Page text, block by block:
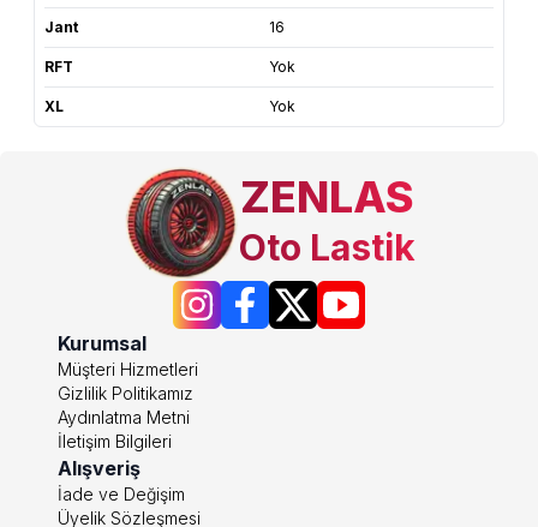
Jant 16
RFT Yok
XL Yok
ZENLAS
Oto Lastik
Kurumsal
Müşteri Hizmetleri
Gizlilik Politikamız
Aydınlatma Metni
İletişim Bilgileri
Alışveriş
İade ve Değişim
Üyelik Sözleşmesi